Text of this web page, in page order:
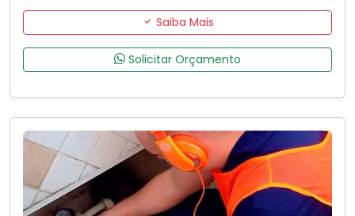
Saiba Mais
Solicitar Orçamento